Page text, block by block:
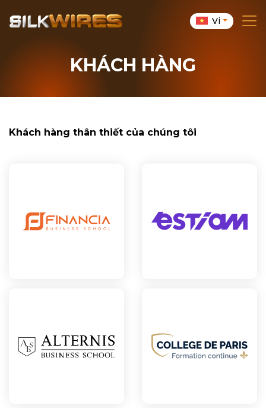
Vi
KHÁCH HÀNG
Khách hàng thân thiết của chúng tôi